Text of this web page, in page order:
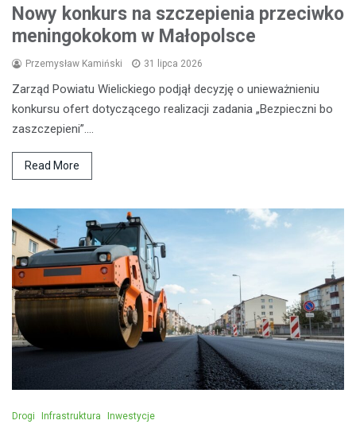
Nowy konkurs na szczepienia przeciwko
meningokokom w Małopolsce
Przemysław Kamiński 31 lipca 2026
Zarząd Powiatu Wielickiego podjął decyzję o unieważnieniu
konkursu ofert dotyczącego realizacji zadania „Bezpieczni bo
zaszczepieni”.…
Read More
Drogi Infrastruktura Inwestycje